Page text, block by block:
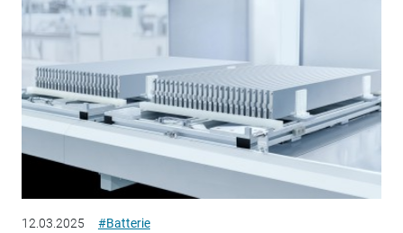
12.03.2025 #Batterie